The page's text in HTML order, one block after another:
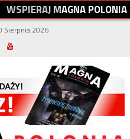
WSPIERAJMAGNAPOLONIA
Sierpnia 2026